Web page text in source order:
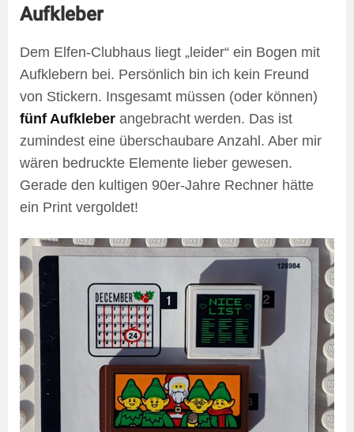
Aufkleber
Dem Elfen-Clubhaus liegt „leider“ ein Bogen mit
Aufklebern bei. Persönlich bin ich kein Freund
von Stickern. Insgesamt müssen (oder können)
fünf Aufkleber angebracht werden. Das ist
zumindest eine überschaubare Anzahl. Aber mir
wären bedruckte Elemente lieber gewesen.
Gerade den kultigen 90er-Jahre Rechner hätte
ein Print vergoldet!